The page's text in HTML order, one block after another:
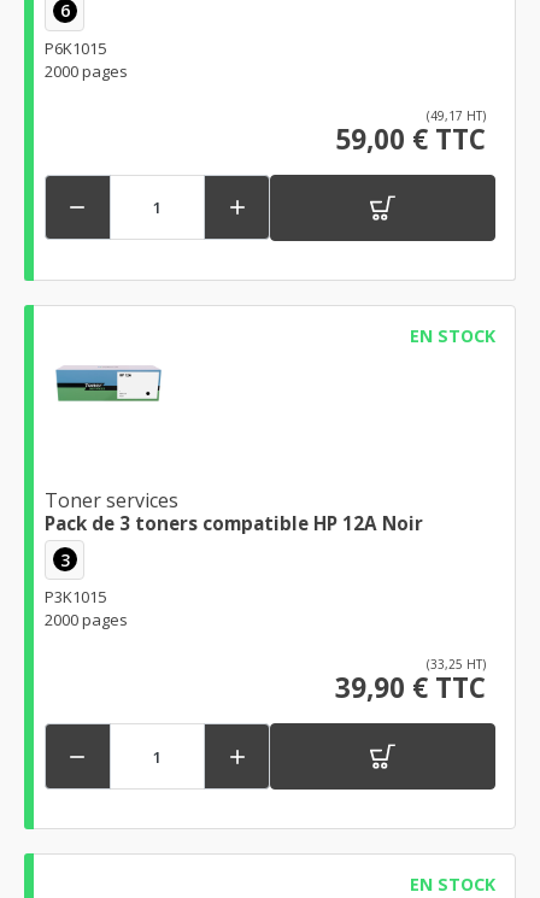
6
P6K1015
2000 pages
(49,17 HT)
59,00 € TTC
 
EN STOCK
Toner services
Pack de 3 toners compatible HP 12A Noir
3
P3K1015
2000 pages
(33,25 HT)
39,90 € TTC
 
EN STOCK